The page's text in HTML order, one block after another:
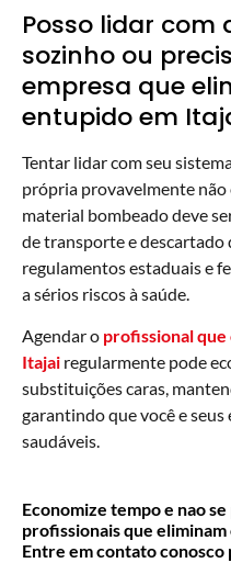
Posso lidar com
sozinho ou
empresa que
entupido em
Tentar lidar com seu
própria provavelmente
material bombeado deve
de transporte e descartado
regulamentos estaduais e
a sérios riscos à saúde.
Agendar o profissional que
Itajai regularmente pode
substituições caras,
garantindo que você e
saudáveis.
Economize tempo e nao
profissionais que
Entre em contato conosco